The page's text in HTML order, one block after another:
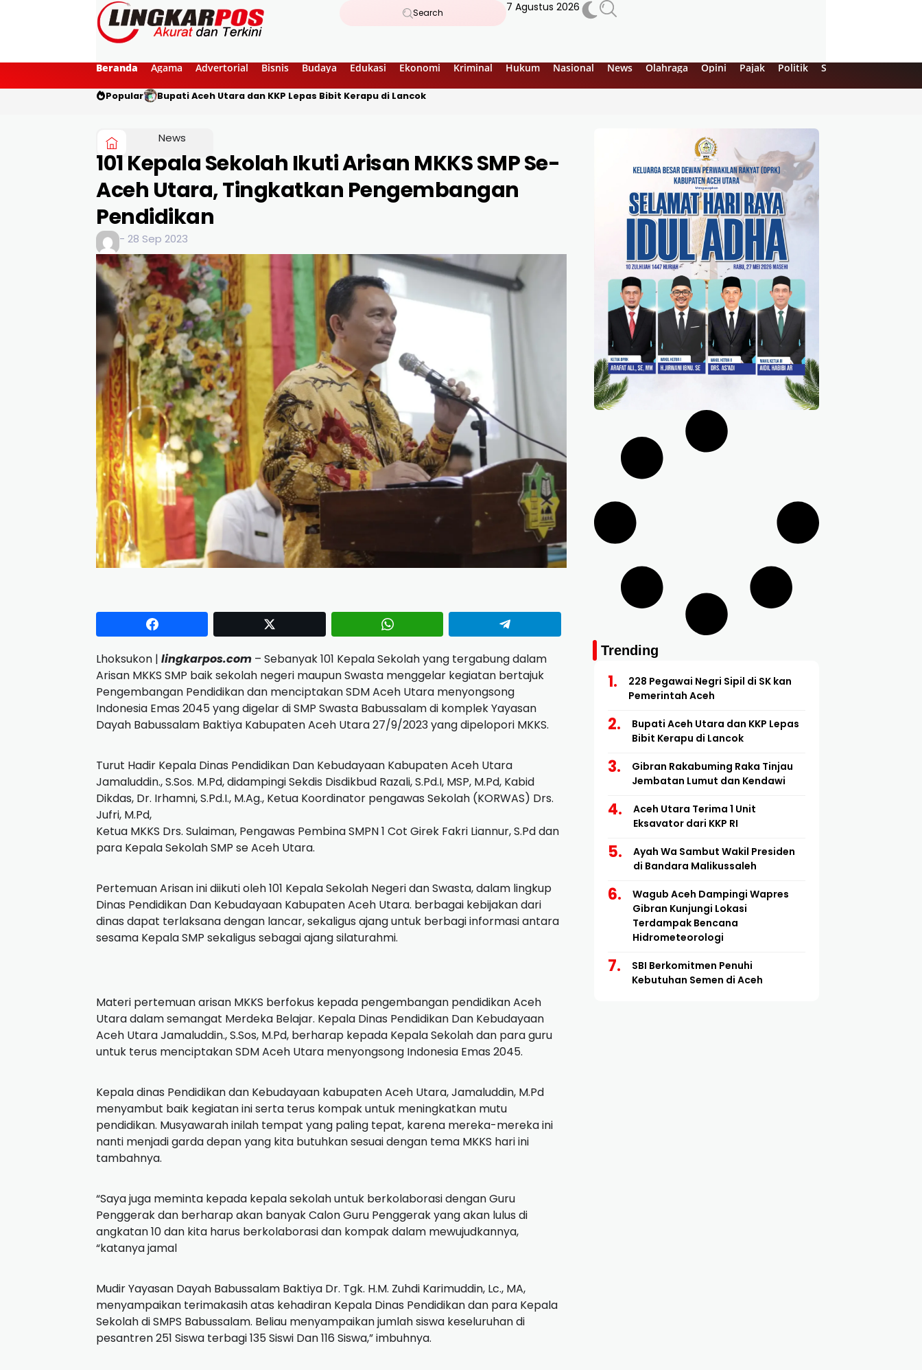
Search 7 Agustus 2026
Beranda Agama Advertorial Bisnis Budaya Edukasi Ekonomi Kriminal Hukum Nasional News Olahraga Opini Pajak Politik Sejarah
Popular Bupati Aceh Utara dan KKP Lepas Bibit Kerapu di Lancok
News
101 Kepala Sekolah Ikuti Arisan MKKS SMP Se-
Aceh Utara, Tingkatkan Pengembangan
Pendidikan
- 28 Sep 2023
Lhoksukon | lingkarpos.com – Sebanyak 101 Kepala Sekolah yang tergabung dalam
Arisan MKKS SMP baik sekolah negeri maupun Swasta menggelar kegiatan bertajuk
Pengembangan Pendidikan dan menciptakan SDM Aceh Utara menyongsong
Indonesia Emas 2045 yang digelar di SMP Swasta Babussalam di komplek Yayasan
Dayah Babussalam Baktiya Kabupaten Aceh Utara 27/9/2023 yang dipelopori MKKS.
Turut Hadir Kepala Dinas Pendidikan Dan Kebudayaan Kabupaten Aceh Utara
Jamaluddin., S.Sos. M.Pd, didampingi Sekdis Disdikbud Razali, S.Pd.I, MSP, M.Pd, Kabid
Dikdas, Dr. Irhamni, S.Pd.I., M.Ag., Ketua Koordinator pengawas Sekolah (KORWAS) Drs.
Jufri, M.Pd,
Ketua MKKS Drs. Sulaiman, Pengawas Pembina SMPN 1 Cot Girek Fakri Liannur, S.Pd dan
para Kepala Sekolah SMP se Aceh Utara.
Pertemuan Arisan ini diikuti oleh 101 Kepala Sekolah Negeri dan Swasta, dalam lingkup
Dinas Pendidikan Dan Kebudayaan Kabupaten Aceh Utara. berbagai kebijakan dari
dinas dapat terlaksana dengan lancar, sekaligus ajang untuk berbagi informasi antara
sesama Kepala SMP sekaligus sebagai ajang silaturahmi.
Materi pertemuan arisan MKKS berfokus kepada pengembangan pendidikan Aceh
Utara dalam semangat Merdeka Belajar. Kepala Dinas Pendidikan Dan Kebudayaan
Aceh Utara Jamaluddin., S.Sos, M.Pd, berharap kepada Kepala Sekolah dan para guru
untuk terus menciptakan SDM Aceh Utara menyongsong Indonesia Emas 2045.
Kepala dinas Pendidikan dan Kebudayaan kabupaten Aceh Utara, Jamaluddin, M.Pd
menyambut baik kegiatan ini serta terus kompak untuk meningkatkan mutu
pendidikan. Musyawarah inilah tempat yang paling tepat, karena mereka-mereka ini
nanti menjadi garda depan yang kita butuhkan sesuai dengan tema MKKS hari ini
tambahnya.
“Saya juga meminta kepada kepala sekolah untuk berkolaborasi dengan Guru
Penggerak dan berharap akan banyak Calon Guru Penggerak yang akan lulus di
angkatan 10 dan kita harus berkolaborasi dan kompak dalam mewujudkannya,
“katanya jamal
Mudir Yayasan Dayah Babussalam Baktiya Dr. Tgk. H.M. Zuhdi Karimuddin, Lc., MA,
menyampaikan terimakasih atas kehadiran Kepala Dinas Pendidikan dan para Kepala
Sekolah di SMPS Babussalam. Beliau menyampaikan jumlah siswa keseluruhan di
pesantren 251 Siswa terbagi 135 Siswi Dan 116 Siswa,” imbuhnya.
Trending
228 Pegawai Negri Sipil di SK kan
Pemerintah Aceh
Bupati Aceh Utara dan KKP Lepas
Bibit Kerapu di Lancok
Gibran Rakabuming Raka Tinjau
Jembatan Lumut dan Kendawi
Aceh Utara Terima 1 Unit
Eksavator dari KKP RI
Ayah Wa Sambut Wakil Presiden
di Bandara Malikussaleh
Wagub Aceh Dampingi Wapres
Gibran Kunjungi Lokasi
Terdampak Bencana
Hidrometeorologi
SBI Berkomitmen Penuhi
Kebutuhan Semen di Aceh